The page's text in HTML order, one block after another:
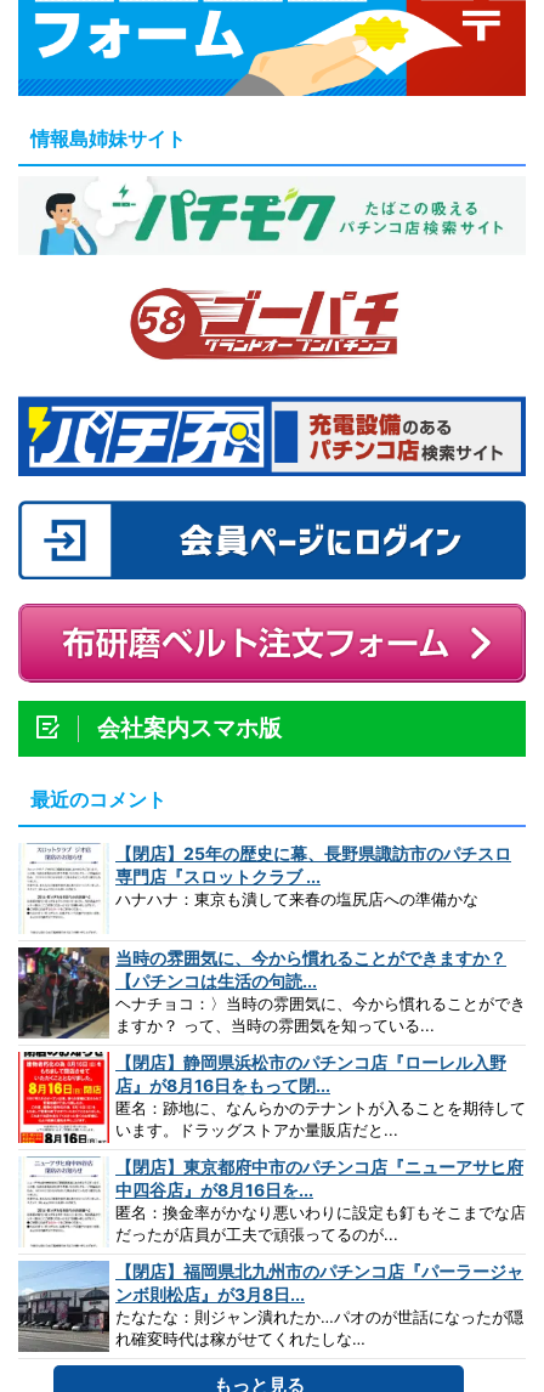
情報島姉妹サイト
会社案内スマホ版
最近のコメント
【閉店】25年の歴史に幕、長野県諏訪市のパチスロ
専門店『スロットクラブ ...
ハナハナ：東京も潰して来春の塩尻店への準備かな
当時の雰囲気に、今から慣れることができますか？
【パチンコは生活の句読...
ヘナチョコ：〉当時の雰囲気に、今から慣れることができ
ますか？ って、当時の雰囲気を知っている...
【閉店】静岡県浜松市のパチンコ店『ローレル入野
店』が8月16日をもって閉...
匿名：跡地に、なんらかのテナントが入ることを期待して
います。ドラッグストアか量販店だと...
【閉店】東京都府中市のパチンコ店『ニューアサヒ府
中四谷店』が8月16日を...
匿名：換金率がかなり悪いわりに設定も釘もそこまでな店
だったが店員が工夫で頑張ってるのが...
【閉店】福岡県北九州市のパチンコ店『パーラージャ
ンボ則松店』が3月8日...
たなたな：則ジャン潰れたか…パオのが世話になったが隠
れ確変時代は稼がせてくれたしな…
もっと見る